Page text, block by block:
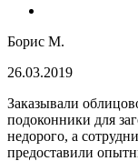
Борис М.
26.03.2019
Заказывали
подоконники для
недорого, а
предоставили